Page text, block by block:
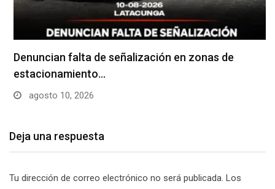
Denuncian falta de señalización en zonas de
estacionamiento…
agosto 10, 2026
Deja una respuesta
Tu dirección de correo electrónico no será publicada. Los